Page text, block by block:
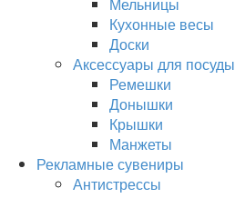
Кухонные весы
Доски
Аксессуары для посуды
Ремешки
Донышки
Крышки
Манжеты
Рекламные сувениры
Антистрессы